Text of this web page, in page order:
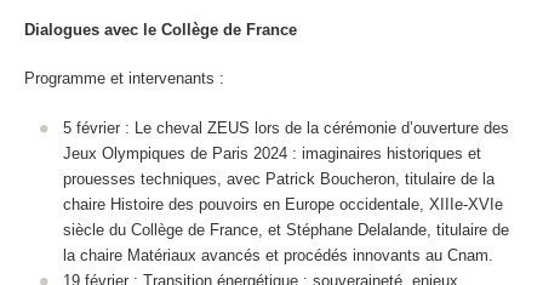
Dialogues avec le Collège de France
Programme et intervenants :
5 février : Le cheval ZEUS lors de la cérémonie d’ouverture des
Jeux Olympiques de Paris 2024 : imaginaires historiques et
prouesses techniques, avec Patrick Boucheron, titulaire de la
chaire Histoire des pouvoirs en Europe occidentale, XIIIe-XVIe
siècle du Collège de France, et Stéphane Delalande, titulaire de
la chaire Matériaux avancés et procédés innovants au Cnam.
19 février : Transition énergétique : souveraineté, enjeux